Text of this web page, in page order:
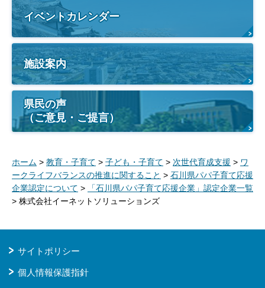
イベントカレンダー
施設案内
県民の声
（ご意見・ご提言）
ホーム > 教育・子育て > 子ども・子育て > 次世代育成支援 > ワ
ークライフバランスの推進に関すること > 石川県パパ子育て応援
企業認定について >
「石川県パパ子育て応援企業」認定企業一覧
> 株式会社イーネットソリューションズ
サイトポリシー
個人情報保護指針